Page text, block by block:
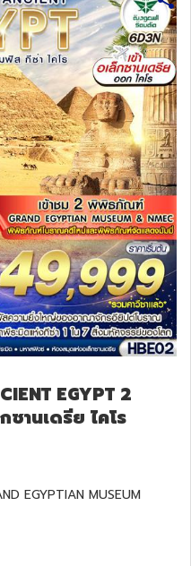
EGYPT 2
านเดรีย ไคโร
EGYPTIAN MUSEUM